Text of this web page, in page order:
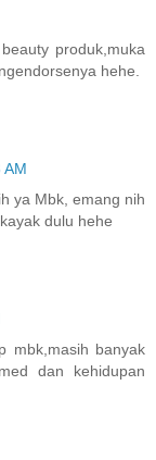
produk,muka
hehe.
AM
ya Mbk, emang nih
dulu hehe
mbk,masih banyak
dan kehidupan